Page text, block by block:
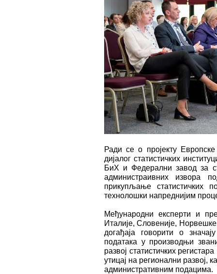
Ради се о пројекту
дијалог статистичких
БиХ и Федерални завод за
администраивних извора
прикупљање статистичких
технолошки напреднијим
Међународни експерти и
Италије, Словеније,
догађаја говорити о
података у производњи
развој статистичких
утицај на регионални развој,
административним подацима.